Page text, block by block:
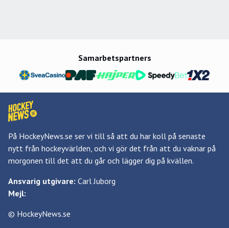
Samarbetspartners
På HockeyNews.se ser vi till så att du har koll på senaste
nytt från hockeyvärlden, och vi gör det från att du vaknar på
morgonen till det att du går och lägger dig på kvällen.
Ansvarig utgivare: Carl Juborg
Mejl:
© HockeyNews.se